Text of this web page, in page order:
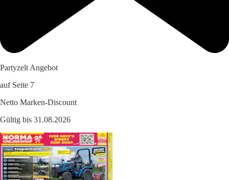
Partyzelt Angebot
auf Seite 7
Netto Marken-Discount
Gültig bis 31.08.2026